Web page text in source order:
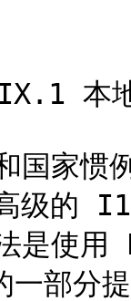
本地
国家惯
级的
是使
一部分